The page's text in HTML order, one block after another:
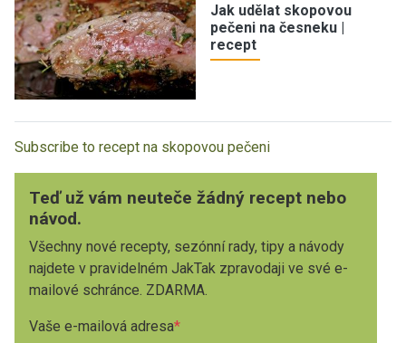
Jak udělat skopovou
pečeni na česneku |
recept
Subscribe to recept na skopovou pečeni
Teď už vám neuteče žádný recept nebo
návod.
Všechny nové recepty, sezónní rady, tipy a návody
najdete v pravidelném JakTak zpravodaji ve své e-
mailové schránce. ZDARMA.
Vaše e-mailová adresa